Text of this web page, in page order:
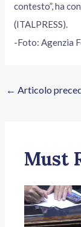
contesto”, ha
(ITALPRESS).
-Foto: Agenzia
← Articolo
Must